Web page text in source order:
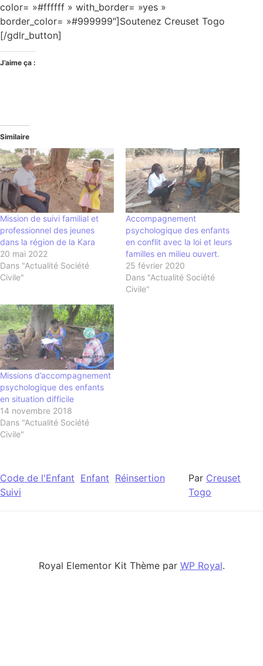
color= »#ffffff » with_border= »yes »
border_color= »#999999″]Soutenez Creuset Togo
[/gdlr_button]
J’aime ça :
Similaire
Mission de suivi familial et
professionnel des jeunes
dans la région de la Kara
20 mai 2022
Dans "Actualité Société
Civile"
Accompagnement
psychologique des enfants
en conflit avec la loi et leurs
familles en milieu ouvert.
25 février 2020
Dans "Actualité Société
Civile"
Missions d’accompagnement
psychologique des enfants
en situation difficile
14 novembre 2018
Dans "Actualité Société
Civile"
Code de l'Enfant Enfant Réinsertion
Suivi
Par Creuset
Togo
Royal Elementor Kit Thème par WP Royal.